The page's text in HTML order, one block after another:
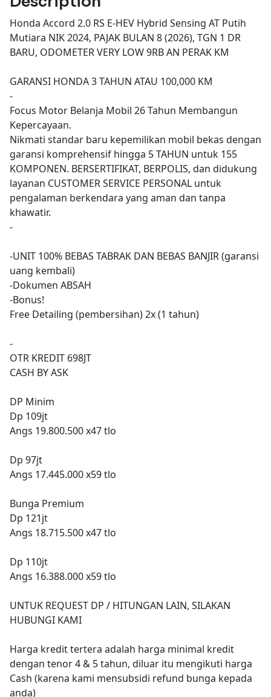
Honda Accord 2.0 RS E-HEV Hybrid Sensing AT Putih
Mutiara NIK 2024, PAJAK BULAN 8 (2026), TGN 1 DR
BARU, ODOMETER VERY LOW 9RB AN PERAK KM
GARANSI HONDA 3 TAHUN ATAU 100,000 KM
-
Focus Motor Belanja Mobil 26 Tahun Membangun
Kepercayaan.
Nikmati standar baru kepemilikan mobil bekas dengan
garansi komprehensif hingga 5 TAHUN untuk 155
KOMPONEN. BERSERTIFIKAT, BERPOLIS, dan didukung
layanan CUSTOMER SERVICE PERSONAL untuk
pengalaman berkendara yang aman dan tanpa
khawatir.
-
-UNIT 100% BEBAS TABRAK DAN BEBAS BANJIR (garansi
uang kembali)
-Dokumen ABSAH
-Bonus!
Free Detailing (pembersihan) 2x (1 tahun)
-
OTR KREDIT 698JT
CASH BY ASK
DP Minim
Dp 109jt
Angs 19.800.500 x47 tlo
Dp 97jt
Angs 17.445.000 x59 tlo
Bunga Premium
Dp 121jt
Angs 18.715.500 x47 tlo
Dp 110jt
Angs 16.388.000 x59 tlo
UNTUK REQUEST DP / HITUNGAN LAIN, SILAKAN
HUBUNGI KAMI
Harga kredit tertera adalah harga minimal kredit
dengan tenor 4 & 5 tahun, diluar itu mengikuti harga
Cash (karena kami mensubsidi refund bunga kepada
anda)